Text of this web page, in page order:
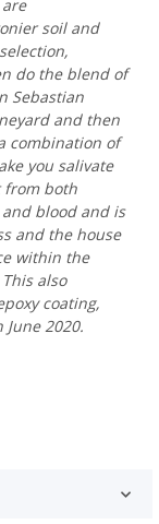
soil and
do the blend of
Sebastian
and then
combination of
you salivate
from both
blood and is
and the house
within the
also
coating,
2020.